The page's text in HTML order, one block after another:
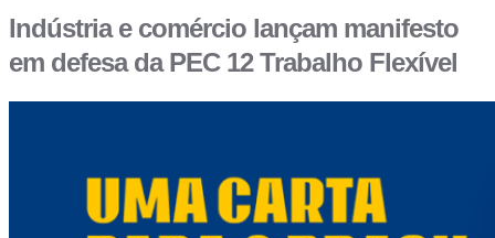
Indústria e comércio lançam manifesto
em defesa da PEC 12 Trabalho Flexível